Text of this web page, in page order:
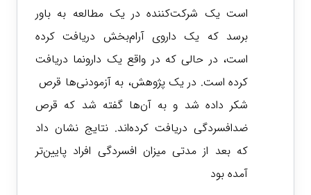
است یک شرکت‌کننده در یک مطالعه به باور
برسد که یک داروی آرام‌بخش دریافت کرده
است، در حالی که در واقع یک دارونما دریافت
کرده است.
در یک پژوهش، به آزمودنی‌ها قرص
شکر داده شد و به آن‌ها گفته شد که قرص
ضدافسردگی دریافت کرده‌اند. نتایج نشان داد
که بعد از مدتی میزان افسردگی افراد پایین‌تر
آمده بود